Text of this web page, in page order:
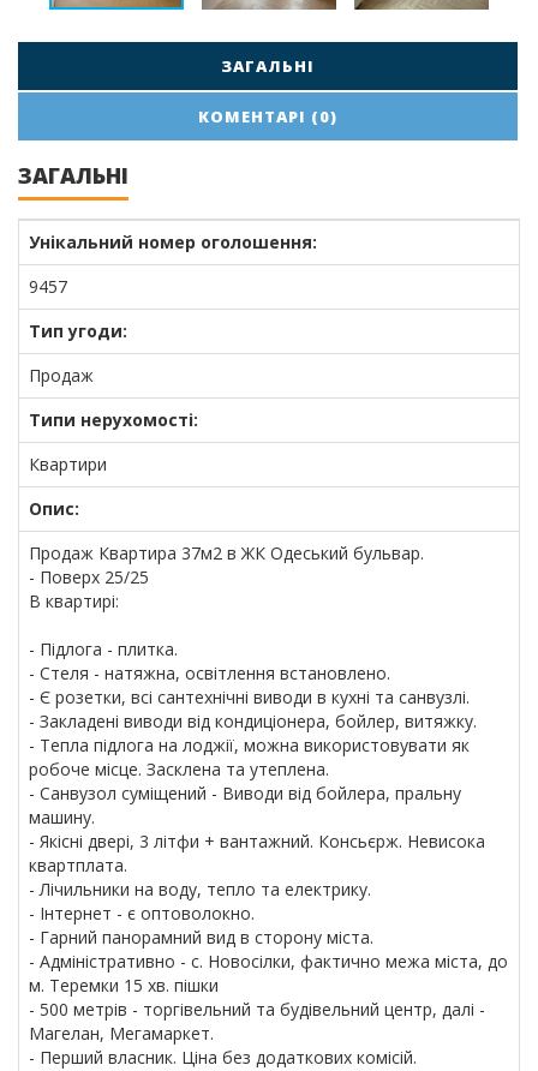
ЗАГАЛЬНІ
КОМЕНТАРІ (0)
ЗАГАЛЬНІ
Унікальний номер оголошення:
9457
Тип угоди:
Продаж
Типи нерухомості:
Квартири
Опис:
Продаж Квартира 37м2 в ЖК Одеський бульвар.
- Поверх 25/25
В квартирі:
- Підлога - плитка.
- Стеля - натяжна, освітлення встановлено.
- Є розетки, всі сантехнічні виводи в кухні та санвузлі.
- Закладені виводи від кондиціонера, бойлер, витяжку.
- Тепла підлога на лоджії, можна використовувати як
робоче місце. Засклена та утеплена.
- Санвузол суміщений - Виводи від бойлера, пральну
машину.
- Якісні двері, 3 літфи + вантажний. Консьєрж. Невисока
квартплата.
- Лічильники на воду, тепло та електрику.
- Інтернет - є оптоволокно.
- Гарний панорамний вид в сторону міста.
- Адміністративно - с. Новосілки, фактично межа міста, до
м. Теремки 15 хв. пішки
- 500 метрів - торгівельний та будівельний центр, далі -
Магелан, Мегамаркет.
- Перший власник. Ціна без додаткових комісій.